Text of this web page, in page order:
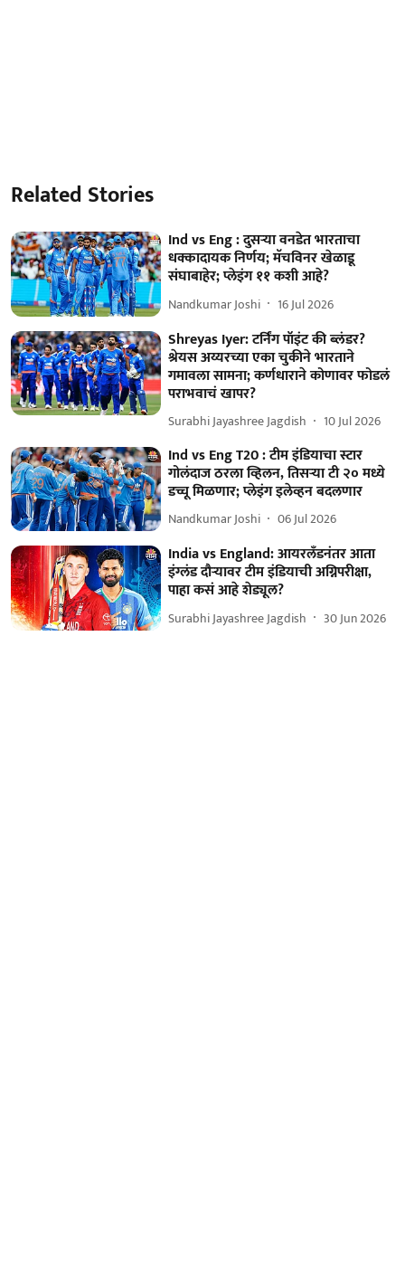
Related Stories
Ind vs Eng : दुसऱ्या वनडेत भारताचा
धक्कादायक निर्णय; मॅचविनर खेळाडू
संघाबाहेर; प्लेइंग ११ कशी आहे?
Nandkumar Joshi 16 Jul 2026
Shreyas Iyer: टर्निंग पॉइंट की ब्लंडर?
श्रेयस अय्यरच्या एका चुकीने भारताने
गमावला सामना; कर्णधाराने कोणावर फोडलं
पराभवाचं खापर?
Surabhi Jayashree Jagdish 10 Jul 2026
Ind vs Eng T20 : टीम इंडियाचा स्टार
गोलंदाज ठरला व्हिलन, तिसऱ्या टी २० मध्ये
डच्चू मिळणार; प्लेइंग इलेव्हन बदलणार
Nandkumar Joshi 06 Jul 2026
India vs England: आयरलँडनंतर आता
इंग्लंड दौऱ्यावर टीम इंडियाची अग्निपरीक्षा,
पाहा कसं आहे शेड्यूल?
Surabhi Jayashree Jagdish 30 Jun 2026